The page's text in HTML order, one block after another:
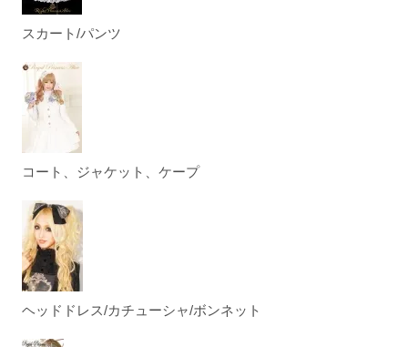
スカート/パンツ
コート、ジャケット、ケープ
ヘッドドレス/カチューシャ/ボンネット